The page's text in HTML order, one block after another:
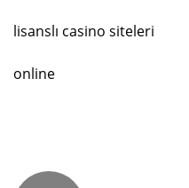
lisanslı casino siteleri
online